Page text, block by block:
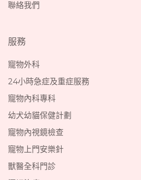
聯絡我們
服務
寵物外科
24小時急症及重症服務
寵物內科專科
幼犬幼貓保健計劃
寵物內視鏡檢查
寵物上門安樂針
獸醫全科門診